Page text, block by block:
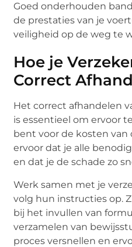
Goed onderhouden
de prestaties van je
veiligheid op de weg te
Hoe je
Correct
Het correct afhandelen
is essentieel om ervoor
bent voor de kosten van
ervoor dat je alle
en dat je de schade zo
Werk samen met je
volg hun instructies op.
bij het invullen van
verzamelen van
proces versnellen en